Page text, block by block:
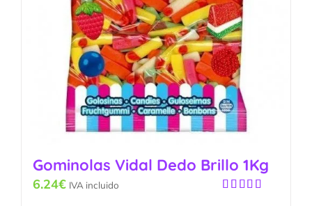
Gominolas Vidal Dedo Brillo 1Kg
6.24€ IVA incluido